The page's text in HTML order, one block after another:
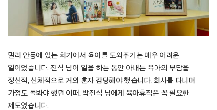
멀리 안동에 있는 처가에서 육아를 도와주기는 매우 어려운
일이었습니다. 진식 님이 일을 하는 동안 아내는 육아의 부담을
정신적, 신체적으로 거의 혼자 감당해야 했습니다. 회사를 다니며
가정도 돌봐야 했던 이때, 박진식 님에게 육아휴직은 꼭 필요한
제도였습니다.